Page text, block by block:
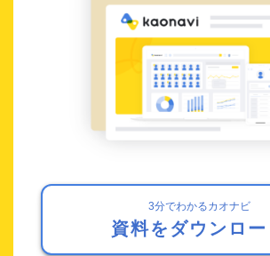
3分でわかるカオナビ
資料をダウンロー